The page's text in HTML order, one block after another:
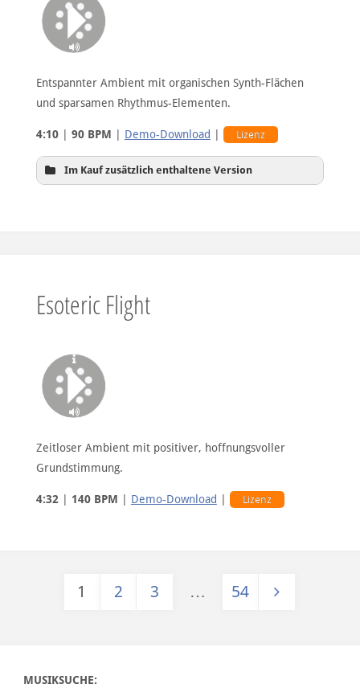
Entspannter Ambient mit organischen Synth-Flächen
und sparsamen Rhythmus-Elementen.
4:10| 90 BPM Demo-Download Lizenz
Im Kauf zusätzlich enthaltene Version
Esoteric Flight
Zeitloser Ambient mit positiver, hoffnungsvoller
Grundstimmung.
4:32| 140 BPM Demo-Download Lizenz
1 2 3 … 54
MUSIKSUCHE: